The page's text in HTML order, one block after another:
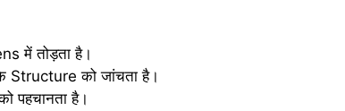
में तोड़ता है।
Structure को जांचता है।
पहचानता है।